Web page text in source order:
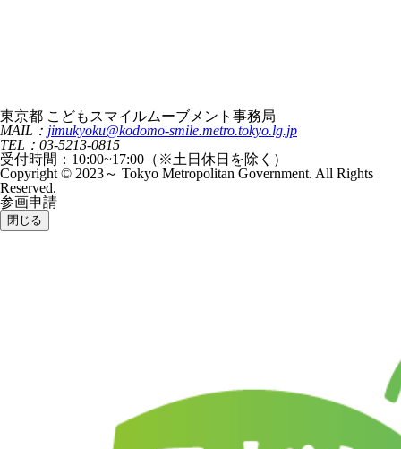
東京都 こどもスマイルムーブメント事務局
MAIL： jimukyoku@kodomo-smile.metro.tokyo.lg.jp
TEL：03-5213-0815
受付時間：10:00~17:00（※土日休日を除く）
Copyright © 2023～ Tokyo Metropolitan Government. All Rights
Reserved.
参画申請
閉じる